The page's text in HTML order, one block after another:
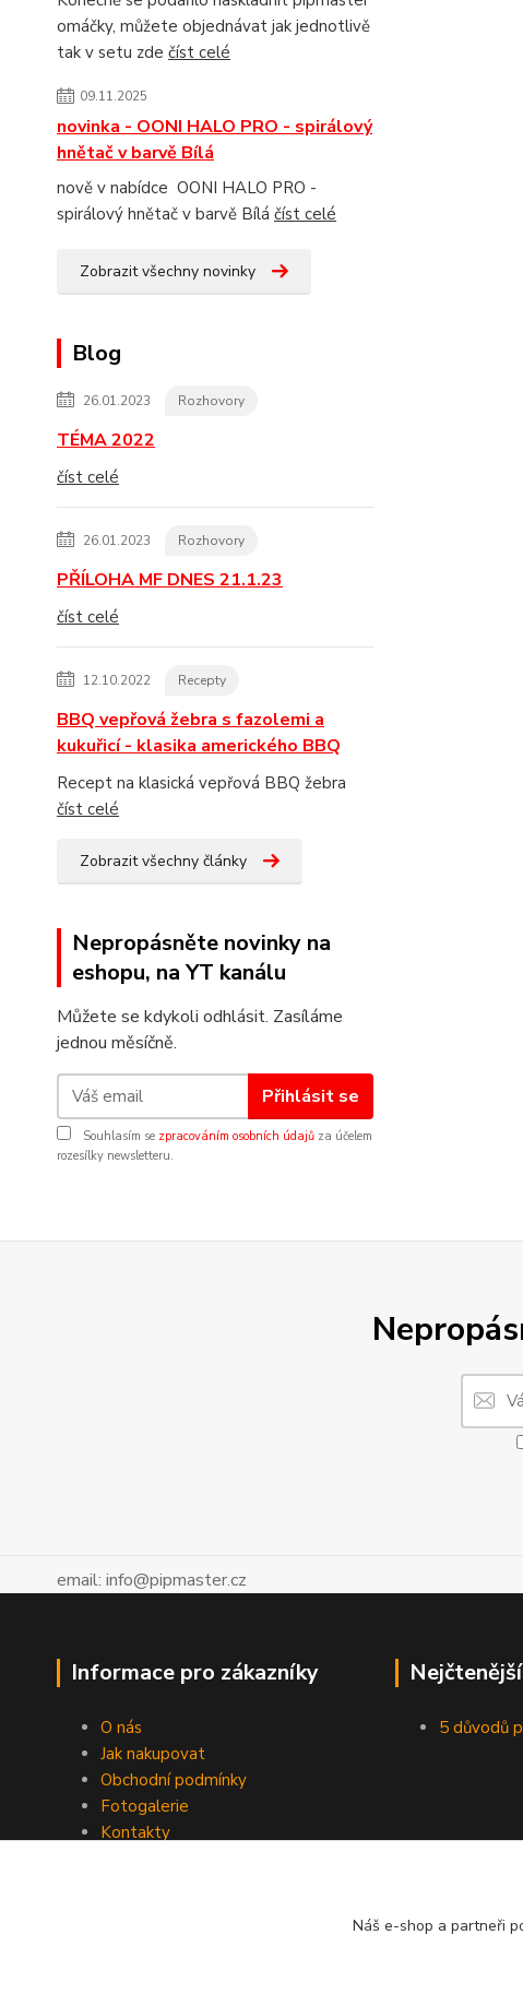
omáčky, můžete objednávat jak jednotlivě
tak v setu zde číst celé
09.11.2025
novinka - OONI HALO PRO - spirálový
hnětač v barvě Bílá
nově v nabídce OONI HALO PRO -
spirálový hnětač v barvě Bílá číst celé
Zobrazit všechny novinky
Blog
26.01.2023 Rozhovory
TÉMA 2022
číst celé
26.01.2023 Rozhovory
PŘÍLOHA MF DNES 21.1.23
číst celé
12.10.2022 Recepty
BBQ vepřová žebra s fazolemi a
kukuřicí - klasika amerického BBQ
Recept na klasická vepřová BBQ žebra
číst celé
Zobrazit všechny články
Nepropásněte novinky na
eshopu, na YT kanálu
Můžete se kdykoli odhlásit. Zasíláme
jednou měsíčně.
Přihlásit se
Souhlasím se zpracováním osobních údajů za účelem
rozesílky newsletteru.
email: info@pipmaster.cz
Informace pro zákazníky
O nás
Jak nakupovat
Obchodní podmínky
Fotogalerie
Kontakty
5 důvodů
Náš e-shop a partneři